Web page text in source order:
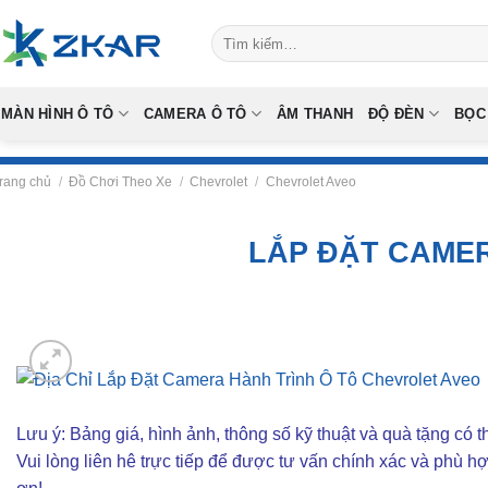
to
content
Tìm
kiếm:
MÀN HÌNH Ô TÔ CAMERA Ô TÔ ÂM THANH ĐỘ ĐÈN
chủ / Đồ Chơi Theo Xe / Chevrolet / Chevrolet Aveo
LẮP ĐẶT
Lưu ý: Bảng giá, hình ảnh, thông số kỹ thuật và quà tặng có
Vui lòng liên hê trực tiếp để được tư vấn chính xác và phù